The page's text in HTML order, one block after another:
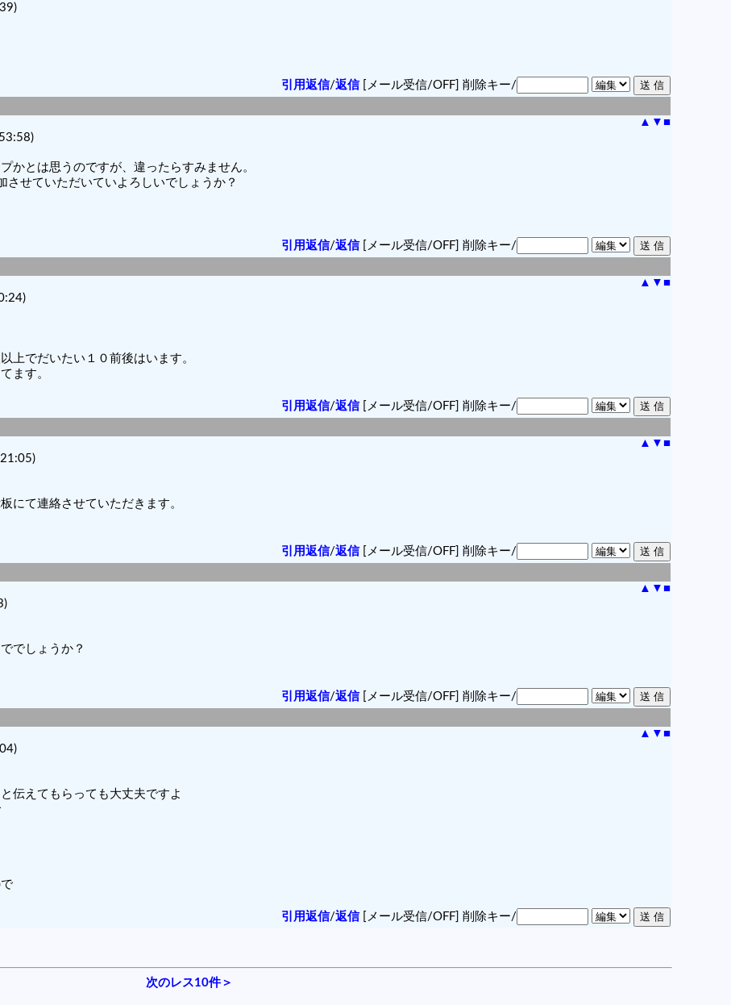
引用返信/返信[メール受信/OFF] 削除キー/
▲ ▼ ■
かとは思うのですが、違ったらすみません。
せていただいていよろしいでしょうか？
引用返信/返信[メール受信/OFF] 削除キー/
▲ ▼ ■
上でだいたい１０前後はいます。
ます。
引用返信/返信[メール受信/OFF] 削除キー/
▲ ▼ ■
にて連絡させていただきます。
引用返信/返信[メール受信/OFF] 削除キー/
▲ ▼ ■
でしょうか？
引用返信/返信[メール受信/OFF] 削除キー/
▲ ▼ ■
伝えてもらっても大丈夫ですよ
引用返信/返信[メール受信/OFF] 削除キー/
次のレス10件＞